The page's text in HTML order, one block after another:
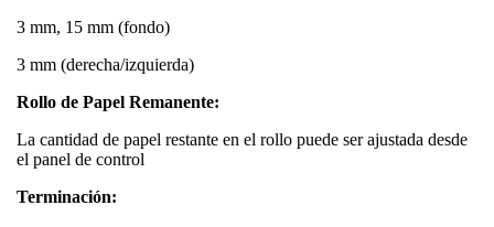
3 mm, 15 mm (fondo)
3 mm (derecha/izquierda)
Rollo de Papel Remanente:
La cantidad de papel restante en el rollo puede ser ajustada desde
el panel de control
Terminación: